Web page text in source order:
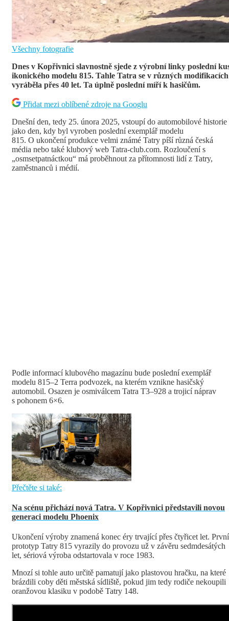
Všechny fotografie
Dnes v Kopřivnici slavnostně sjede z výrobní linky poslední
ikonického modelu 815. Tahle Tatra se v různých modifikacích
vyráběla přes 40 let. Ta úplně poslední míří k hasičům.
Přidat mezi oblíbené zdroje na Googlu
Dnešní den, tedy 25. února 2025, vstoupí do automobilové historie
jako den, kdy byl vyroben poslední exemplář modelu
815. O ukončení produkce velmi známé Tatry píší různá česká
média nebo také klubový web Tatra-club.com. Rozloučení s
„osmsetpatnáctkou“ má proběhnout za přítomnosti lidí z Tatry,
zaměstnanců i médií.
Podle informací klubového magazínu bude poslední exemplář
modelu 815–2 Terra podvozek, na kterém vznikne hasičský
automobil. Osazen je osmiválcem Tatra T3–928 a trojicí náprav
s pohonem 6×6.
Přečtěte si také:
Na scénu přichází nová Tatra. V Kopřivnici představili novou
generaci modelu Phoenix
Ukončení výroby znamená konec éry trvající přes čtyřicet let. První
prototyp Tatry 815 vyrazily do provozu už v závěru sedmdesátých
let, sériová výroba odstartovala v roce 1983.
Mnozí si tohle auto určitě pamatují jako plastovou hračku, na které
brázdili coby děti městská sídliště, pokud jim tedy rodiče nekoupili
oranžovou klasiku v podobě Tatry 148.